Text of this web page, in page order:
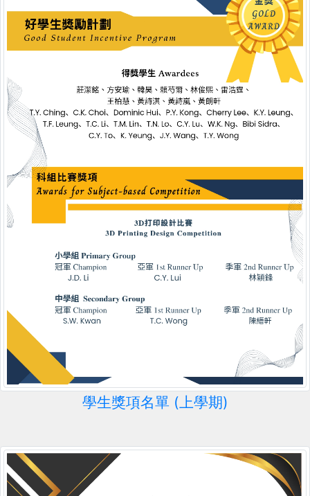
學生獎項名單 (上學期)